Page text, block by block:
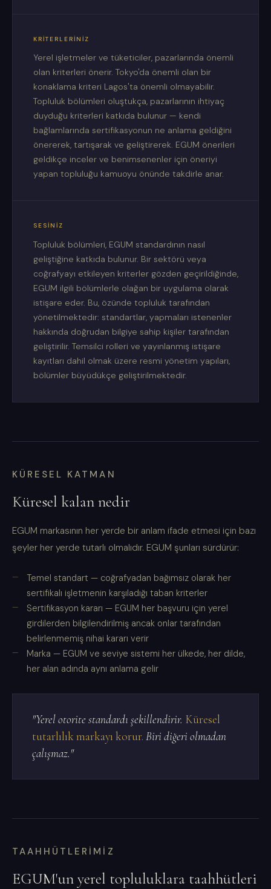
KRITERLERINIZ
Yerel işletmeler ve tüketiciler, pazarlarında önemli
olan kriterleri önerir. Tokyo'da önemli olan bir
konaklama kriteri Lagos'ta önemli olmayabilir.
Topluluk bölümleri oluştukça, pazarlarının ihtiyaç
duyduğu kriterleri katkıda bulunur — kendi
bağlamlarında sertifikasyonun ne anlama geldiğini
önererek, tartışarak ve geliştirerek. EGUM önerileri
geldikçe inceler ve benimsenenler için öneriyi
yapan topluluğu kamuoyu önünde takdirle anar.
SESINIZ
Topluluk bölümleri, EGUM standardının nasıl
geliştiğine katkıda bulunur. Bir sektörü veya
coğrafyayı etkileyen kriterler gözden geçirildiğinde,
EGUM ilgili bölümlerle olağan bir uygulama olarak
istişare eder. Bu, özünde topluluk tarafından
yönetilmektedir: standartlar, yapmaları istenenler
hakkında doğrudan bilgiye sahip kişiler tarafından
geliştirilir. Temsilci rolleri ve yayınlanmış istişare
kayıtları dahil olmak üzere resmi yönetim yapıları,
bölümler büyüdükçe geliştirilmektedir.
KÜRESEL KATMAN
Küresel kalan nedir
EGUM markasının her yerde bir anlam ifade etmesi için bazı
şeyler her yerde tutarlı olmalıdır. EGUM şunları sürdürür:
Temel standart — coğrafyadan bağımsız olarak her
sertifikalı işletmenin karşıladığı taban kriterler
Sertifikasyon kararı — EGUM her başvuru için yerel
girdilerden bilgilendirilmiş ancak onlar tarafından
belirlenmemiş nihai kararı verir
Marka — EGUM ve seviye sistemi her ülkede, her dilde,
her alan adında aynı anlama gelir
"Yerel otorite standardı şekillendirir. Küresel
tutarlılık markayı korur. Biri diğeri olmadan
çalışmaz."
TAAHHÜTLERIMIZ
EGUM'un yerel topluluklara taahhütleri